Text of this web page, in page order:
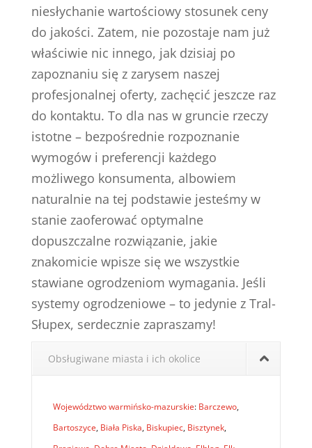
niesłychanie wartościowy stosunek ceny
do jakości. Zatem, nie pozostaje nam już
właściwie nic innego, jak dzisiaj po
zapoznaniu się z zarysem naszej
profesjonalnej oferty, zachęcić jeszcze raz
do kontaktu. To dla nas w gruncie rzeczy
istotne – bezpośrednie rozpoznanie
wymogów i preferencji każdego
możliwego konsumenta, albowiem
naturalnie na tej podstawie jesteśmy w
stanie zaoferować optymalne
dopuszczalne rozwiązanie, jakie
znakomicie wpisze się we wszystkie
stawiane ogrodzeniom wymagania. Jeśli
systemy ogrodzeniowe – to jedynie z Tral-
Słupex, serdecznie zapraszamy!
Obsługiwane miasta i ich okolice
Województwo warmińsko-mazurskie: Barczewo,
Bartoszyce, Biała Piska, Biskupiec, Bisztynek,